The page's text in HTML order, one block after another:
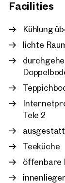
Facilities
Kühlung
lichte
Tele 2
Teeküche
öffenbare